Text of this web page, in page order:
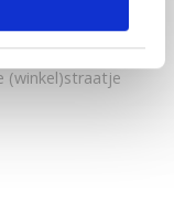
vol
het gebied van
lifestyle en
(winkel)straatje